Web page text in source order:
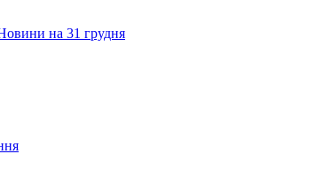
на 31 грудня